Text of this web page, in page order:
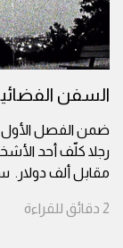
السفن
ضمن الفصل الأول:
رجلا كلّف أحد
مقابل ألف
2 دقائق للقراءة